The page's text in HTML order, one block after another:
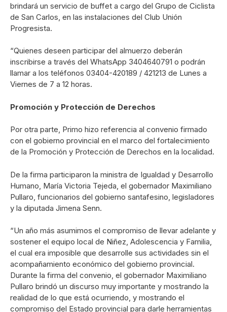
brindará un servicio de buffet a cargo del Grupo de Ciclista
de San Carlos, en las instalaciones del Club Unión
Progresista.
“Quienes deseen participar del almuerzo deberán
inscribirse a través del WhatsApp 3404640791 o podrán
llamar a los teléfonos 03404-420189 / 421213 de Lunes a
Viernes de 7 a 12 horas.
Promoción y Protección de Derechos
Por otra parte, Primo hizo referencia al convenio firmado
con el gobierno provincial en el marco del fortalecimiento
de la Promoción y Protección de Derechos en la localidad.
De la firma participaron la ministra de Igualdad y Desarrollo
Humano, María Victoria Tejeda, el gobernador Maximiliano
Pullaro, funcionarios del gobierno santafesino, legisladores
y la diputada Jimena Senn.
“Un año más asumimos el compromiso de llevar adelante y
sostener el equipo local de Niñez, Adolescencia y Familia,
el cual era imposible que desarrolle sus actividades sin el
acompañamiento económico del gobierno provincial.
Durante la firma del convenio, el gobernador Maximiliano
Pullaro brindó un discurso muy importante y mostrando la
realidad de lo que está ocurriendo, y mostrando el
compromiso del Estado provincial para darle herramientas